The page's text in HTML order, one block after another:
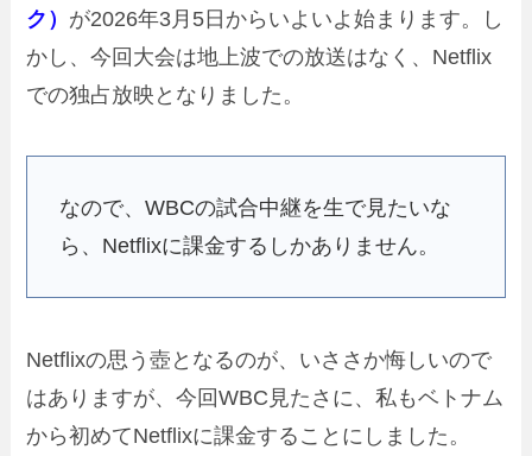
ク） が2026年3月5日からいよいよ始まります。し
かし、今回大会は地上波での放送はなく、Netflix
での独占放映となりました。
なので、WBCの試合中継を生で見たいな
ら、Netflixに課金するしかありません。
Netflixの思う壺となるのが、いささか悔しいので
はありますが、今回WBC見たさに、私もベトナム
から初めてNetflixに課金することにしました。